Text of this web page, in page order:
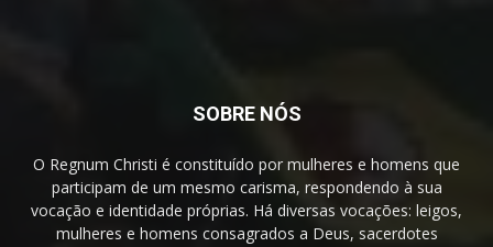
SOBRE NÓS
O Regnum Christi é constituído por mulheres e homens que
participam de um mesmo carisma, respondendo à sua
vocação e identidade próprias. Há diversas vocações: leigos,
mulheres e homens consagrados a Deus, sacerdotes